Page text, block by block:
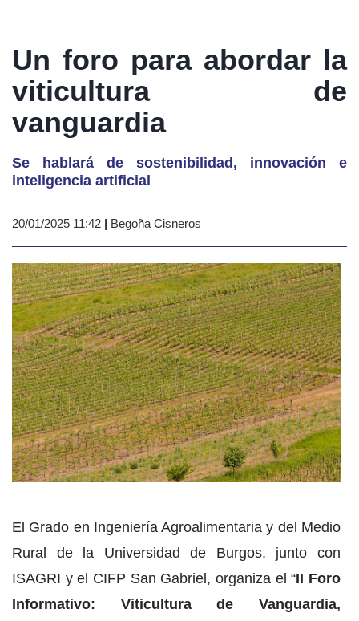
Un foro para abordar la
viticultura de
vanguardia
Se hablará de sostenibilidad, innovación e
inteligencia artificial
20/01/2025 11:42 | Begoña Cisneros
El Grado en Ingeniería Agroalimentaria y del Medio
Rural de la Universidad de Burgos, junto con
ISAGRI y el CIFP San Gabriel, organiza el “II Foro
Informativo: Viticultura de Vanguardia,